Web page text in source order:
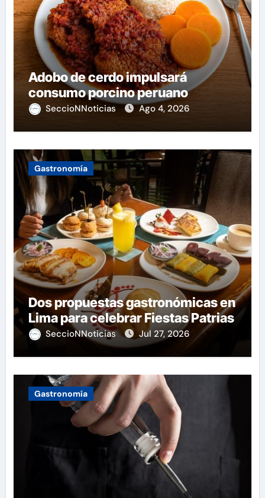
Adobo de cerdo impulsará
consumo porcino peruano
SeccioNNoticias Ago 4, 2026
Gastronomía
Dos propuestas gastronómicas en
Lima para celebrar Fiestas Patrias
SeccioNNoticias Jul 27, 2026
Gastronomía